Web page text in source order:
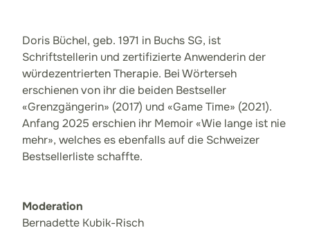
Doris Büchel, geb. 1971 in Buchs SG, ist
Schriftstellerin und zertifizierte Anwenderin der
würdezentrierten Therapie. Bei Wörterseh
erschienen von ihr die beiden Bestseller
«Grenzgängerin» (2017) und «Game Time» (2021).
Anfang 2025 erschien ihr Memoir «Wie lange ist nie
mehr», welches es ebenfalls auf die Schweizer
Bestsellerliste schaffte.
Moderation
Bernadette Kubik-Risch